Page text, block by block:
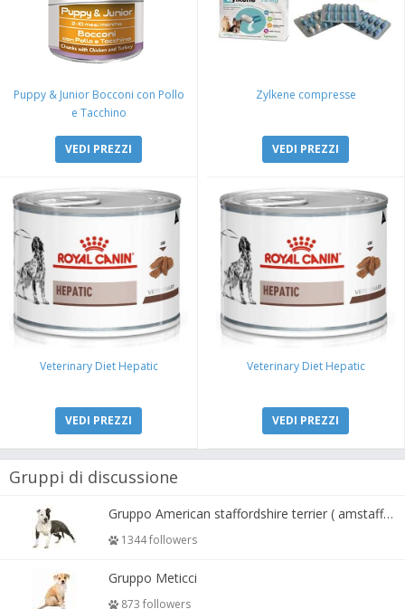
Puppy & Junior Bocconi con Pollo
e Tacchino
VEDI PREZZI
Zylkene compresse
VEDI PREZZI
Veterinary Diet Hepatic
VEDI PREZZI
Veterinary Diet Hepatic
VEDI PREZZI
Gruppi di discussione
Gruppo American staffordshire terrier ( amstaff, amastaff )
1344 followers
Gruppo Meticci
873 followers